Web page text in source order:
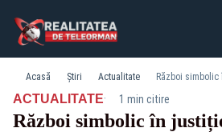
Acasă Știri Actualitate
ACTUALITATE· 1 min citire
Război simbolic în